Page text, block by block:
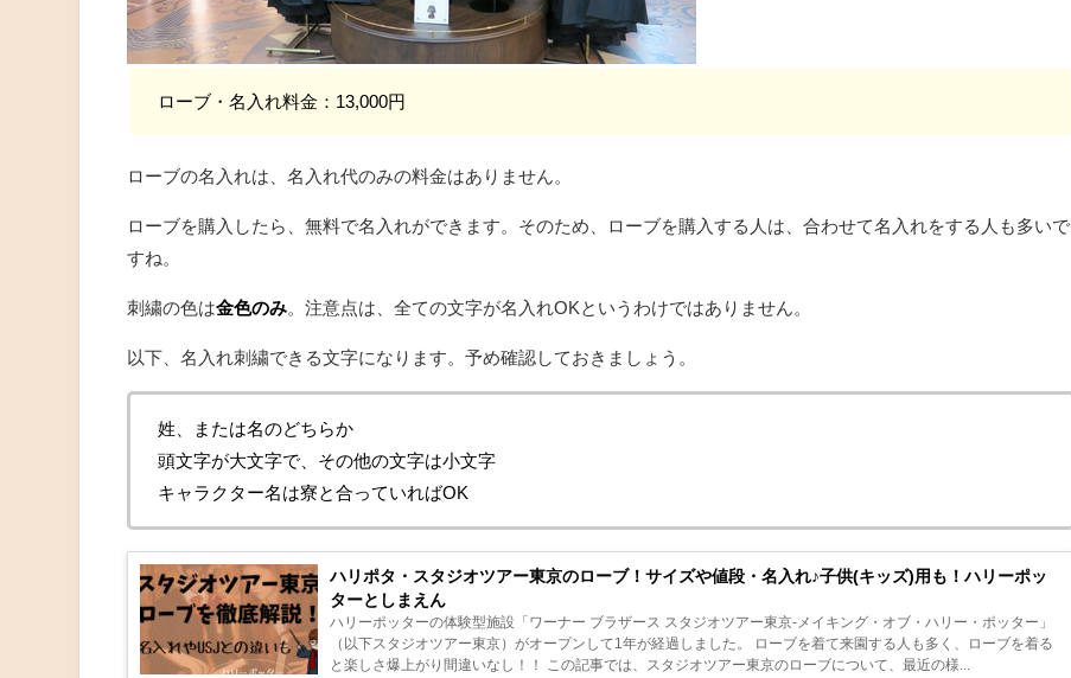
ローブ・名入れ料金：13,000円
ローブの名入れは、名入れ代のみの料金はありません。
ローブを購入したら、無料で名入れができます。そのため、ローブを購入する人は、合わせて名入れをする人も多いで
すね。
刺繍の色は金色のみ。注意点は、全ての文字が名入れOKというわけではありません。
以下、名入れ刺繍できる文字になります。予め確認しておきましょう。
姓、または名のどちらか
頭文字が大文字で、その他の文字は小文字
キャラクター名は寮と合っていればOK
ハリポタ・スタジオツアー東京のローブ！サイズや値段・名入れ♪子供(キッズ)用も！ハリーポッ
ターとしまえん
ハリーポッターの体験型施設「ワーナー ブラザース スタジオツアー東京‐メイキング・オブ・ハリー・ポッター」
（以下スタジオツアー東京）がオープンして1年が経過しました。 ローブを着て来園する人も多く、ローブを着る
と楽しさ爆上がり間違いなし！！ この記事では、スタジオツアー東京のローブについて、最近の様...